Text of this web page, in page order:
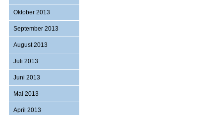
Oktober 2013
September 2013
August 2013
Juli 2013
Juni 2013
Mai 2013
April 2013